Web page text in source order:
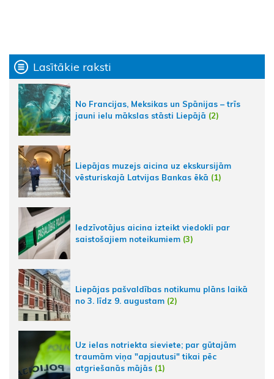
Lasītākie raksti
No Francijas, Meksikas un Spānijas – trīs
jauni ielu mākslas stāsti Liepājā (2)
Liepājas muzejs aicina uz ekskursijām
vēsturiskajā Latvijas Bankas ēkā (1)
Iedzīvotājus aicina izteikt viedokli par
saistošajiem noteikumiem (3)
Liepājas pašvaldības notikumu plāns laikā
no 3. līdz 9. augustam (2)
Uz ielas notriekta sieviete; par gūtajām
traumām viņa "apjautusi" tikai pēc
atgriešanās mājās (1)